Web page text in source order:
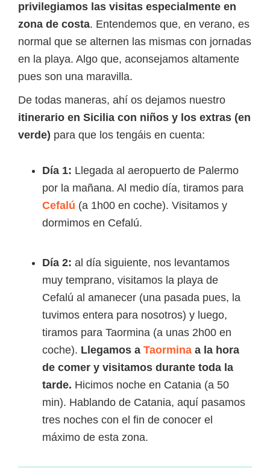
privilegiamos las visitas especialmente en
zona de costa. Entendemos que, en verano, es
normal que se alternen las mismas con jornadas
en la playa. Algo que, aconsejamos altamente
pues son una maravilla.
De todas maneras, ahí os dejamos nuestro
itinerario en Sicilia con niños y los extras (en
verde) para que los tengáis en cuenta:
Día 1: Llegada al aeropuerto de Palermo
por la mañana. Al medio día, tiramos para
Cefalú (a 1h00 en coche). Visitamos y
dormimos en Cefalú.
Día 2: al día siguiente, nos levantamos
muy temprano, visitamos la playa de
Cefalú al amanecer (una pasada pues, la
tuvimos entera para nosotros) y luego,
tiramos para Taormina (a unas 2h00 en
coche). Llegamos a Taormina a la hora
de comer y visitamos durante toda la
tarde. Hicimos noche en Catania (a 50
min). Hablando de Catania, aquí pasamos
tres noches con el fin de conocer el
máximo de esta zona.